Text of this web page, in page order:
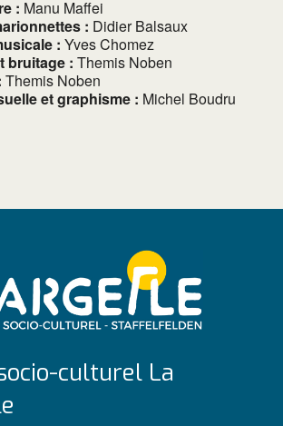
: Manu Maffei
: Didier Balsaux
: Yves Chomez
bruitage : Themis Noben
Themis Noben
et graphisme : Michel Boudru
culturel La